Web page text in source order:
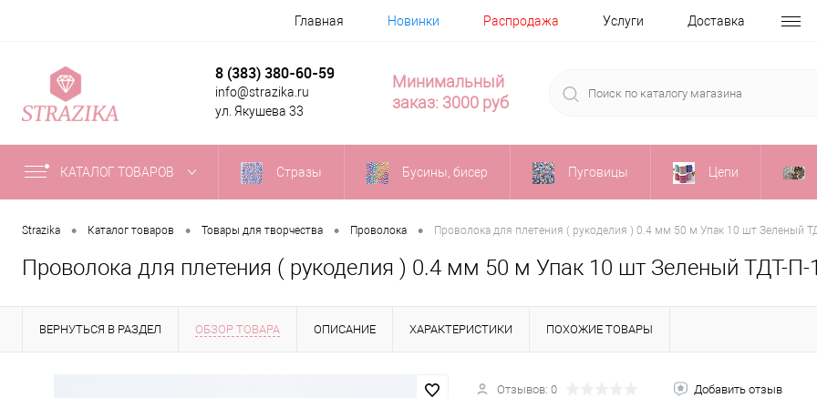
Главная Новинки Распродажа Услуги Доставка
8 (383) 380-60-59
info@strazika.ru
ул. Якушева 33
Минимальный
заказ: 3000 руб
КАТАЛОГ ТОВАРОВ Стразы Бусины, бисер Пуговицы Цепи
Strazika • Каталог товаров • Товары для творчества • Проволока • Проволока для плетения ( рукоделия ) 0.4 мм 50 м Упак 10 шт Зеленый
Проволока для плетения ( рукоделия ) 0.4 мм 50 м Упак 10 шт Зеленый ТДТ-П-
ВЕРНУТЬСЯ В РАЗДЕЛ ОБЗОР ТОВАРА ОПИСАНИЕ ХАРАКТЕРИСТИКИ ПОХОЖИЕ ТОВАРЫ
Отзывов: 0 Добавить отзыв